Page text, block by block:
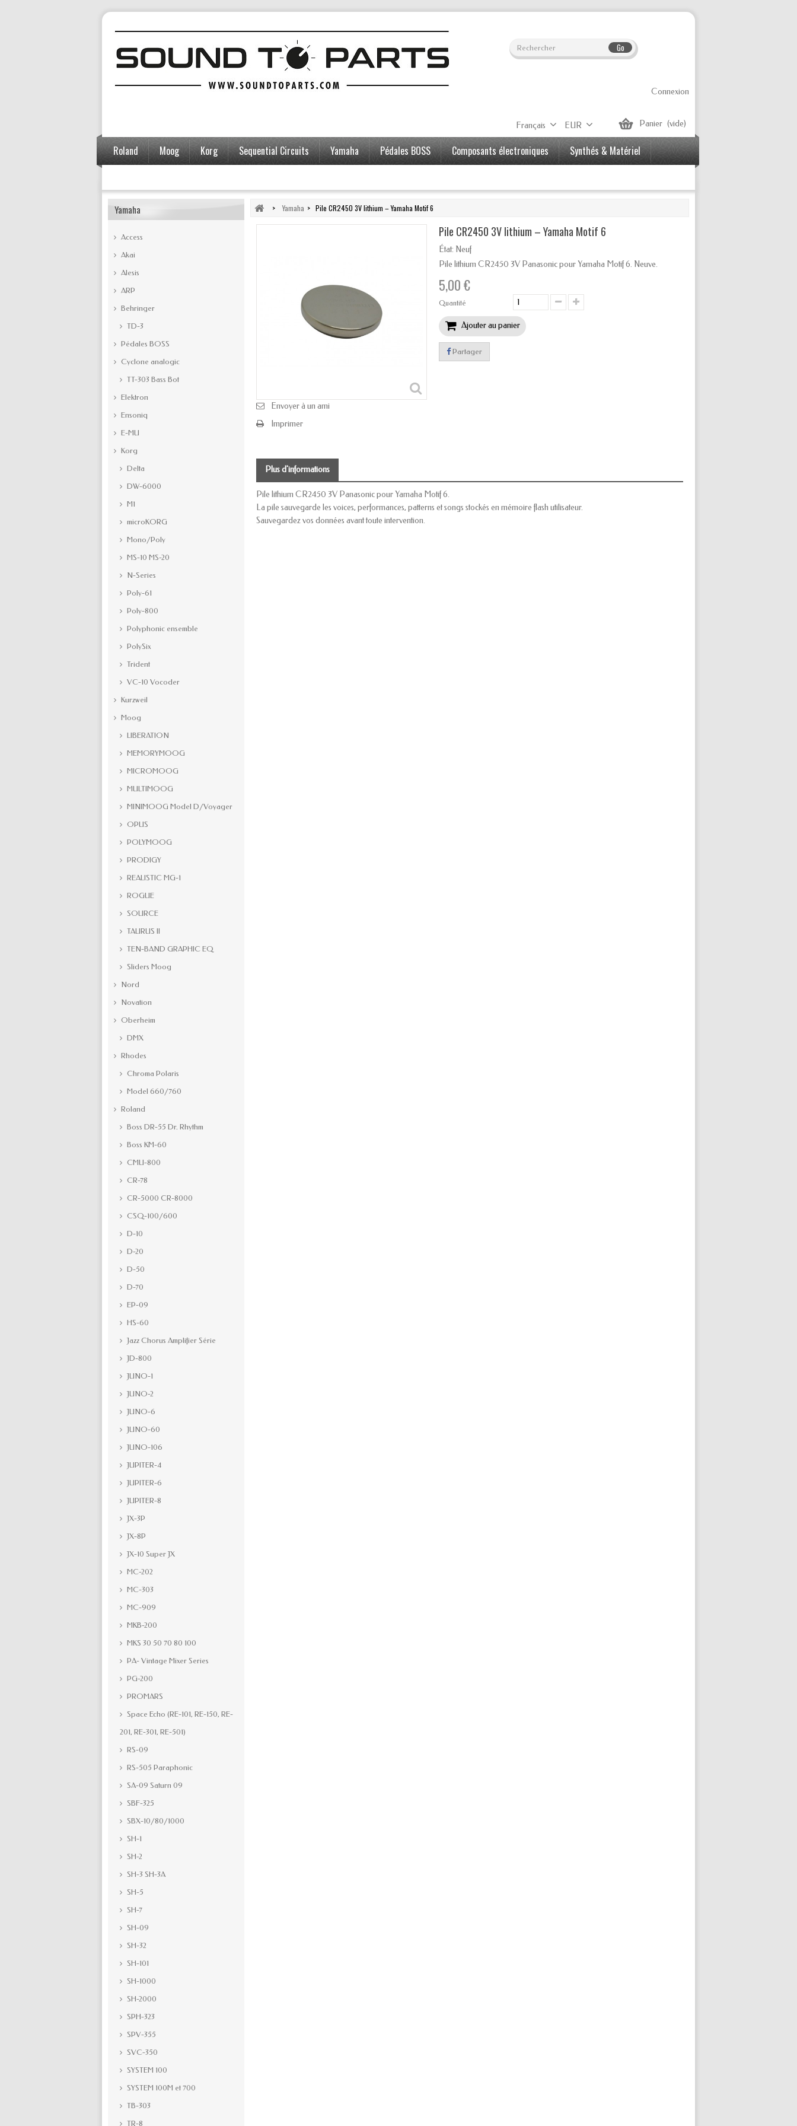
Go
Connexion
Panier (vide)
EUR
Français
Roland Moog Korg Sequential Circuits Yamaha Pédales BOSS Composants électroniques
Synthés & Matériel
Yamaha
Access
Akai
Alesis
ARP
Behringer
TD-3
Pédales BOSS
Cyclone analogic
TT-303 Bass Bot
Elektron
Ensoniq
E-MU
Korg
Delta
DW-6000
M1
microKORG
Mono/Poly
MS-10 MS-20
N-Series
Poly-61
Poly-800
Polyphonic ensemble
PolySix
Trident
VC-10 Vocoder
Kurzweil
Moog
LIBERATION
MEMORYMOOG
MICROMOOG
MULTIMOOG
MINIMOOG Model D/Voyager
OPUS
POLYMOOG
PRODIGY
REALISTIC MG-1
ROGUE
SOURCE
TAURUS II
TEN-BAND GRAPHIC EQ
Sliders Moog
Nord
Novation
Oberheim
DMX
Rhodes
Chroma Polaris
Model 660/760
Roland
Boss DR-55 Dr. Rhythm
Boss KM-60
CMU-800
CR-78
CR-5000 CR-8000
CSQ-100/600
D-10
D-20
D-50
D-70
EP-09
HS-60
Jazz Chorus Amplifier Série
JD-800
JUNO-1
JUNO-2
JUNO-6
JUNO-60
JUNO-106
JUPITER-4
JUPITER-6
JUPITER-8
JX-3P
JX-8P
JX-10 Super JX
MC-202
MC-303
MC-909
MKB-200
MKS 30 50 70 80 100
PA- Vintage Mixer Series
PG-200
PROMARS
Space Echo (RE-101, RE-150, RE-
201, RE-301, RE-501)
RS-09
RS-505 Paraphonic
SA-09 Saturn 09
SBF-325
SBX-10/80/1000
SH-1
SH-2
SH-3 SH-3A
SH-5
SH-7
SH-09
SH-32
SH-101
SH-1000
SH-2000
SPH-323
SPV-355
SVC-350
SYSTEM 100
SYSTEM 100M et 700
TB-303
TR-8
> Yamaha > Pile CR2450 3V lithium – Yamaha Motif 6
Envoyer à un ami
Imprimer
Pile CR2450 3V lithium – Yamaha Motif 6
État: Neuf
Pile lithium CR2450 3V Panasonic pour Yamaha Motif 6. Neuve.
5,00 €
Quantité
Ajouter au panier
Partager
Plus d'informations
Pile lithium CR2450 3V Panasonic pour Yamaha Motif 6.
La pile sauvegarde les voices, performances, patterns et songs stockés en mémoire flash utilisateur.
Sauvegardez vos données avant toute intervention.